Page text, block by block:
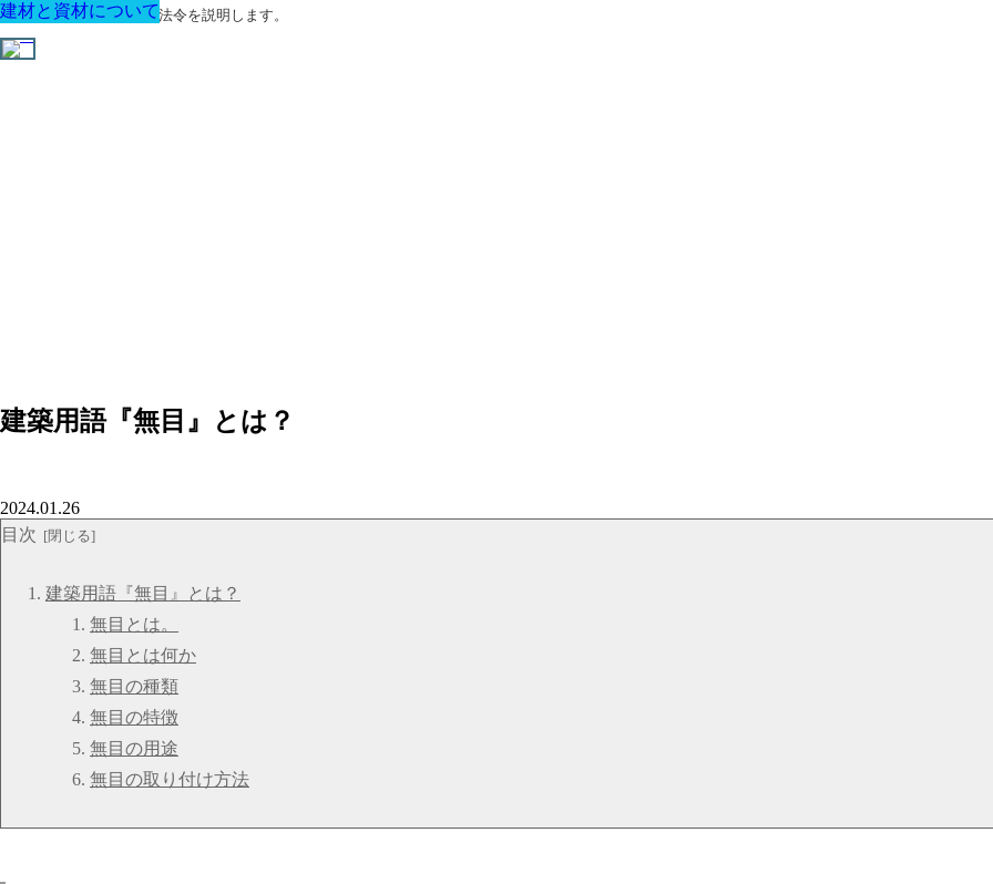
建築に関する用語と関連法令を説明します。
建築用語『無目』とは？
建材と資材について
2024.01.26
目次
建築用語『無目』とは？
無目とは。
無目とは何か
無目の種類
無目の特徴
無目の用途
無目の取り付け方法
建材と資材について
建材と資材について
建材と資材について
建材と資材について
建材と資材について
建材と資材について